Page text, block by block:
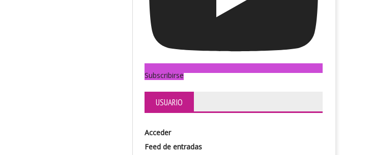
Subscribirse
USUARIO
Acceder
Feed de entradas